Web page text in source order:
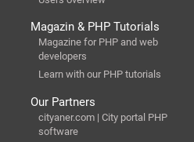
Magazin & PHP Tutorials
Magazine for PHP and web
developers
Learn with our PHP tutorials
Our Partners
cityaner.com | City portal PHP
software